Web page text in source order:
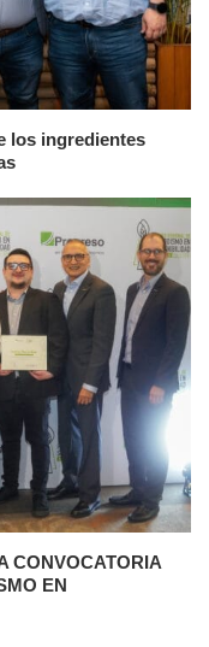
los ingredientes
CONVOCATORIA
EN